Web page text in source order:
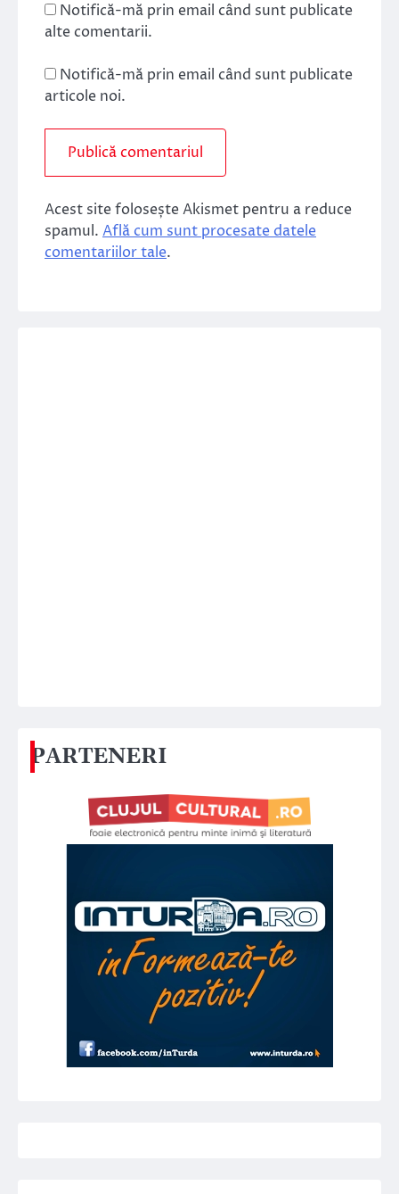
Notifică-mă prin email când sunt publicate
alte comentarii.
Notifică-mă prin email când sunt publicate
articole noi.
Acest site folosește Akismet pentru a reduce
spamul. Află cum sunt procesate datele
comentariilor tale.
PARTENERI